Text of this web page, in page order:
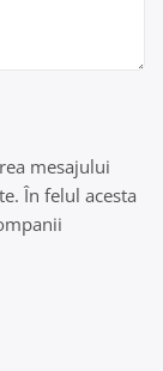
mesajului
În felul acesta